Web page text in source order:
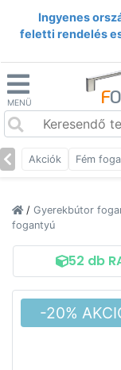
Ingyenes
feletti rendelés
MENÜ F
Akciók Fém
/ Gyerekbútor
fogantyú
52 db
-20%